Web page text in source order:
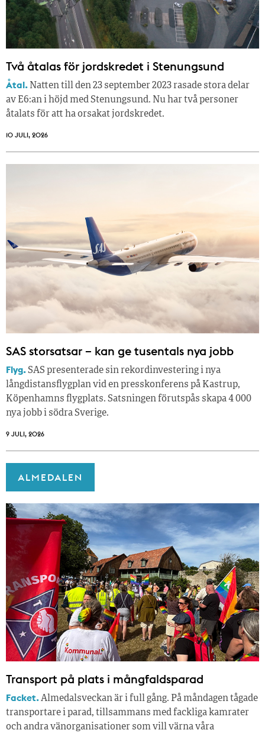
Två åtalas för jordskredet i Stenungsund
Åtal. Natten till den 23 september 2023 rasade stora delar
av E6:an i höjd med Stenungsund. Nu har två personer
åtalats för att ha orsakat jordskredet.
10 JULI, 2026
SAS storsatsar – kan ge tusentals nya jobb
Flyg.SAS presenterade sin rekordinvestering i nya
långdistansflygplan vid en presskonferens på Kastrup,
Köpenhamns flygplats. Satsningen förutspås skapa 4 000
nya jobb i södra Sverige.
9 JULI, 2026
ALMEDALEN
Transport på plats i mångfaldsparad
Facket.Almedalsveckan är i full gång. På måndagen tågade
transportare i parad, tillsammans med fackliga kamrater
och andra vänorganisationer som vill värna våra